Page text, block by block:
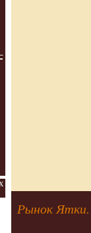
Рынок Ятки.